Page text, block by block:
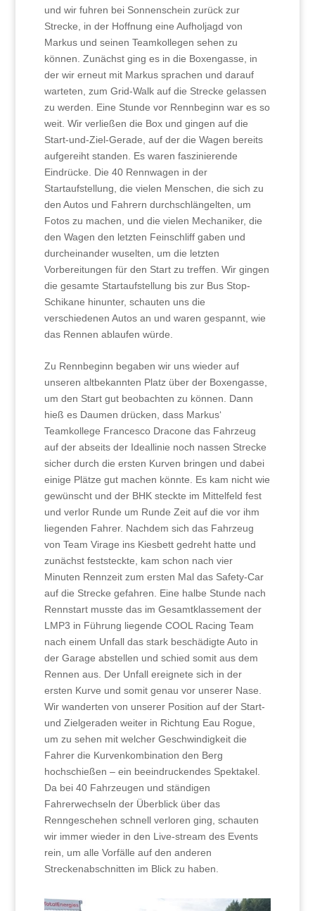
und wir fuhren bei Sonnenschein zurück zur
Strecke, in der Hoffnung eine Aufholjagd von
Markus und seinen Teamkollegen sehen zu
können. Zunächst ging es in die Boxengasse, in
der wir erneut mit Markus sprachen und darauf
warteten, zum Grid-Walk auf die Strecke gelassen
zu werden. Eine Stunde vor Rennbeginn war es so
weit. Wir verließen die Box und gingen auf die
Start-und-Ziel-Gerade, auf der die Wagen bereits
aufgereiht standen. Es waren faszinierende
Eindrücke. Die 40 Rennwagen in der
Startaufstellung, die vielen Menschen, die sich zu
den Autos und Fahrern durchschlängelten, um
Fotos zu machen, und die vielen Mechaniker, die
den Wagen den letzten Feinschliff gaben und
durcheinander wuselten, um die letzten
Vorbereitungen für den Start zu treffen. Wir gingen
die gesamte Startaufstellung bis zur Bus Stop-
Schikane hinunter, schauten uns die
verschiedenen Autos an und waren gespannt, wie
das Rennen ablaufen würde.
Zu Rennbeginn begaben wir uns wieder auf
unseren altbekannten Platz über der Boxengasse,
um den Start gut beobachten zu können. Dann
hieß es Daumen drücken, dass Markus‘
Teamkollege Francesco Dracone das Fahrzeug
auf der abseits der Ideallinie noch nassen Strecke
sicher durch die ersten Kurven bringen und dabei
einige Plätze gut machen könnte. Es kam nicht wie
gewünscht und der BHK steckte im Mittelfeld fest
und verlor Runde um Runde Zeit auf die vor ihm
liegenden Fahrer. Nachdem sich das Fahrzeug
von Team Virage ins Kiesbett gedreht hatte und
zunächst feststeckte, kam schon nach vier
Minuten Rennzeit zum ersten Mal das Safety-Car
auf die Strecke gefahren. Eine halbe Stunde nach
Rennstart musste das im Gesamtklassement der
LMP3 in Führung liegende COOL Racing Team
nach einem Unfall das stark beschädigte Auto in
der Garage abstellen und schied somit aus dem
Rennen aus. Der Unfall ereignete sich in der
ersten Kurve und somit genau vor unserer Nase.
Wir wanderten von unserer Position auf der Start-
und Zielgeraden weiter in Richtung Eau Rogue,
um zu sehen mit welcher Geschwindigkeit die
Fahrer die Kurvenkombination den Berg
hochschießen – ein beeindruckendes Spektakel.
Da bei 40 Fahrzeugen und ständigen
Fahrerwechseln der Überblick über das
Renngeschehen schnell verloren ging, schauten
wir immer wieder in den Live-stream des Events
rein, um alle Vorfälle auf den anderen
Streckenabschnitten im Blick zu haben.